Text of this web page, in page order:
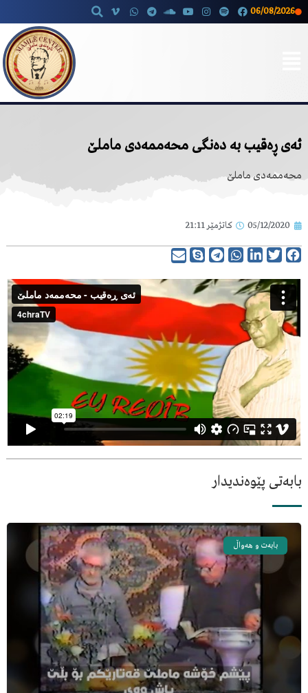
06/08/2026
ئەی ڕەقیب بە دەنگی محەممەدی ماملێ
محەممەدی ماملێ
05/12/2020 کاتژمێر 21:11
بابەتی پێوەندیدار
بابەت و هەواڵ